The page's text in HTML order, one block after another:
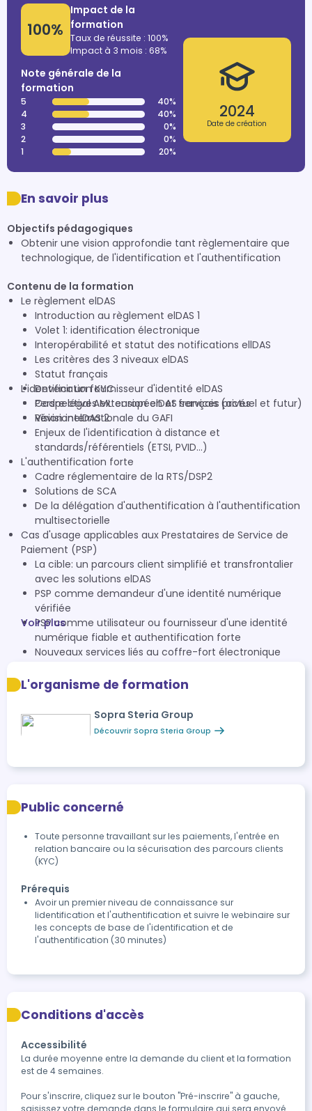
100%
Impact de la
formation
Taux de réussite : 100%
Impact à 3 mois : 68%
Note générale de la
formation
5
40%
4
40%
3
0%
2
0%
1
20%
2024
Date de création
En savoir plus
Objectifs pédagogiques
Obtenir une vision approfondie tant règlementaire que
technologique, de l'identification et l'authentification
Contenu de la formation
Le règlement elDAS
Introduction au règlement elDAS 1
Volet 1: identification électronique
Interopérabilité et statut des notifications ellDAS
Les critères des 3 niveaux elDAS
Statut français
Devenir un fournisseur d'identité elDAS
Perspectives extension elDAS services privés
RévisionelDAS 2
L'identification KYC
Cadre légal AML européen et français (actuel et futur)
Vision internationale du GAFI
Enjeux de l'identification à distance et
standards/référentiels (ETSI, PVID...)
L'authentification forte
Cadre réglementaire de la RTS/DSP2
Solutions de SCA
De la délégation d'authentification à l'authentification
multisectorielle
Cas d'usage applicables aux Prestataires de Service de
Paiement (PSP)
La cible: un parcours client simplifié et transfrontalier
avec les solutions elDAS
PSP comme demandeur d'une identité numérique
vérifiée
PSP comme utilisateur ou fournisseur d'une identité
numérique fiable et authentification forte
Nouveaux services liés au coffre-fort électronique
Voir plus
L'organisme de formation
Sopra Steria Group
Découvrir Sopra Steria Group
Public concerné
Toute personne travaillant sur les paiements, l'entrée en
relation bancaire ou la sécurisation des parcours clients
(KYC)
Prérequis
Avoir un premier niveau de connaissance sur
lidentification et l'authentification et suivre le webinaire sur
les concepts de base de l'identification et de
l'authentification (30 minutes)
Conditions d'accès
Accessibilité
La durée moyenne entre la demande du client et la formation
est de 4 semaines.
Pour s'inscrire, cliquez sur le bouton "Pré-inscrire" à gauche,
saisissez votre demande dans le formulaire qui sera envoyé